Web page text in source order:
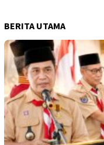
BERITA UTAMA